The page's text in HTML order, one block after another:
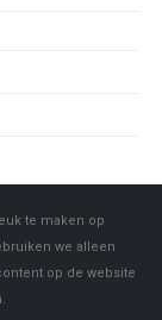
te maken op
we alleen
op de website